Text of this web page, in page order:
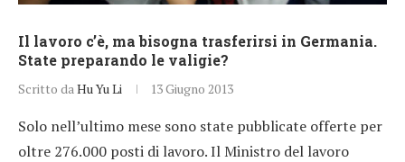
Il lavoro c’è, ma bisogna trasferirsi in Germania.
State preparando le valigie?
Scritto da Hu Yu Li 13 Giugno 2013
Solo nell’ultimo mese sono state pubblicate offerte per
oltre 276.000 posti di lavoro. Il Ministro del lavoro